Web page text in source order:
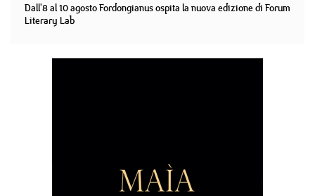
Dall'8 al 10 agosto Fordongianus ospita la nuova edizione di Forum
Literary Lab